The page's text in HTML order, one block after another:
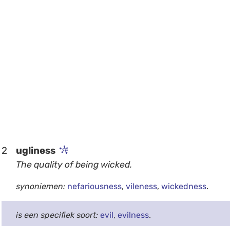
2 ugliness
The quality of being wicked.
synoniemen: nefariousness, vileness, wickedness.
is een specifiek soort: evil, evilness.